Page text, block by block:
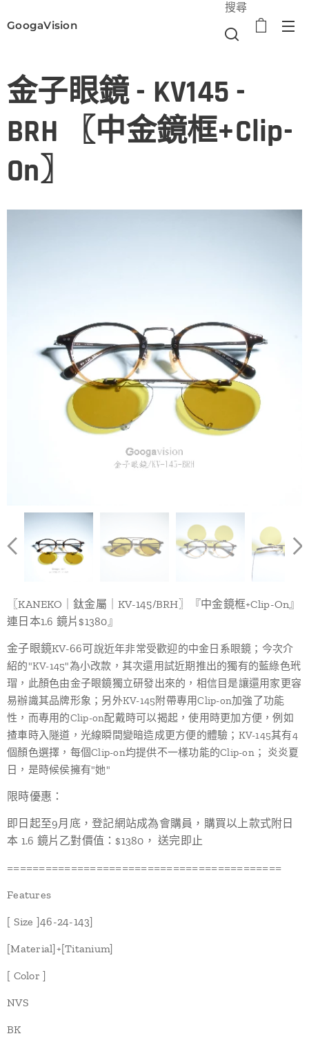
GoogaVision
搜尋
金子眼鏡 - KV145 -
BRH 〖中金鏡框+Clip-
On〗
〖KANEKO｜鈦金屬｜KV-145/BRH〗『中金鏡框+Clip-On』
連日本1.6 鏡片$1380』
金子眼鏡KV-66可說近年非常受歡迎的中金日系眼鏡；今次介
紹的"KV-145"為小改款，其次還用試近期推出的獨有的藍綠色玳
瑁，此顏色由金子眼鏡獨立研發出來的，相信目是讓還用家更容
易辦識其品牌形象；另外KV-145附帶專用Clip-on加強了功能
性，而專用的Clip-on配戴時可以揭起，使用時更加方便，例如
揸車時入隧道，光線瞬間變暗造成更方便的體驗；KV-145其有4
個顏色選擇，每個Clip-on均提供不一樣功能的Clip-on； 炎炎夏
日，是時候侯擁有"她"
限時優惠：
即日起至9月底，登記網站成為會購員，購買以上款式附日
本 1.6 鏡片乙對價值：$1380， 送完即止
===========================================
Features
[ Size ]46-24-143]
[Material]+[Titanium]
[ Color ]
NVS
BK